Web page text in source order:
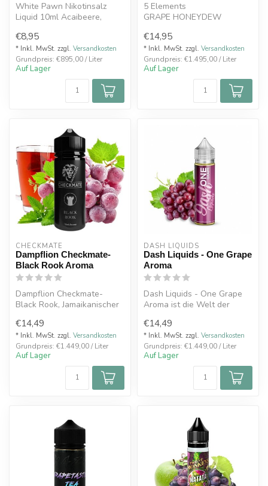
White Pawn Nikotinsalz
Liquid 10ml Acaibeere,
€8,95
* Inkl. MwSt. zzgl. Versandkosten
Grundpreis: €895,00 / Liter
Auf Lager
5 Elements
GRAPE HONEYDEW
10ml Aroma in einer 120ml
Flasche
Fruchtig-süßer...
€14,95
* Inkl. MwSt. zzgl. Versandkosten
Grundpreis: €1.495,00 / Liter
Auf Lager
CHECKMATE
Dampflion Checkmate-
Black Rook Aroma
Dampflion Checkmate-
Black Rook, Jamaikanischer
und Kra...
€14,49
* Inkl. MwSt. zzgl. Versandkosten
Grundpreis: €1.449,00 / Liter
Auf Lager
DASH LIQUIDS
Dash Liquids - One Grape
Aroma
Dash Liquids - One Grape
Aroma ist die Welt der
bereit ...
€14,49
* Inkl. MwSt. zzgl. Versandkosten
Grundpreis: €1.449,00 / Liter
Auf Lager